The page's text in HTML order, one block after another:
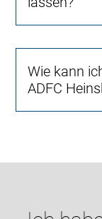
Wie kann
ADFC